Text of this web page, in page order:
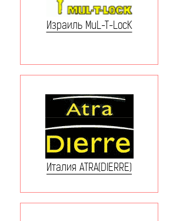
Израиль MuL-T-LocK
Италия ATRA(DIERRE)